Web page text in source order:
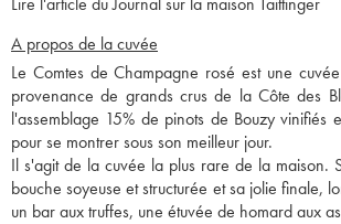
A propos de la cuvée
Le Comtes de Champagne rosé est une
provenance de grands crus de la Côte des
l'assemblage 15% de pinots de Bouzy
pour se montrer sous son meilleur jour.
Il s'agit de la cuvée la plus rare de la maison.
bouche soyeuse et structurée et sa jolie finale,
un bar aux truffes, une étuvée de homard aux